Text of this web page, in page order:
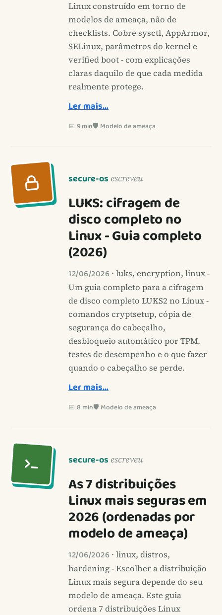
Linux construído em torno de
modelos de ameaça, não de
checklists. Cobre sysctl, AppArmor,
SELinux, parâmetros do kernel e
verified boot - com explicações
claras daquilo de que cada medida
realmente protege.
Ler mais…
📅 9 min🛡️ Modelo de ameaça
secure-os escreveu
LUKS: cifragem de
disco completo no
Linux - Guia completo
(2026)
12/06/2026 · luks, encryption, linux -
Um guia completo para a cifragem
de disco completo LUKS2 no Linux -
comandos cryptsetup, cópia de
segurança do cabeçalho,
desbloqueio automático por TPM,
testes de desempenho e o que fazer
quando o cabeçalho se perde.
Ler mais…
📅 8 min🛡️ Modelo de ameaça
secure-os escreveu
As 7 distribuições
Linux mais seguras em
2026 (ordenadas por
modelo de ameaça)
12/06/2026 · linux, distros,
hardening - Escolher a distribuição
Linux mais segura depende do seu
modelo de ameaça. Este guia
ordena 7 distribuições Linux